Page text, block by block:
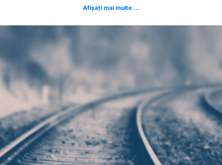
Afișați mai multe ...